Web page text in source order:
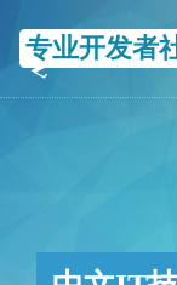
专业开发者